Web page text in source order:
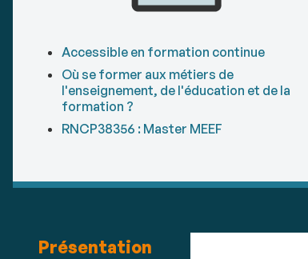
Accessible en formation continue
Où se former aux métiers de
l'enseignement, de l'éducation et de la
formation ?
RNCP38356 : Master MEEF
Présentation